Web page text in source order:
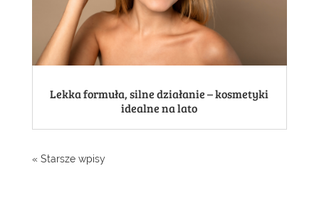
Lekka formuła, silne działanie – kosmetyki
idealne na lato
« Starsze wpisy